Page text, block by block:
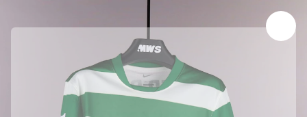
상품
액자에 담긴 유니폼